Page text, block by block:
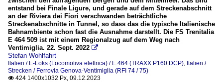
entstand bei Finale Ligure, und gerade auf dem Streckenabschnitt
an der Riviera dei Fiori verschwanden beträchtliche
Streckenabschnitte in Tunnel, so dass das die typische Italienische
Bahnambiente schon fast die Ausnahme darstellt. Die FS Trenitalia
E 464 509 ist mit einem Regionalzug auf dem Weg nach
Ventimiglia. 22. Sept. 2022 
Stefan Wohlfahrt
Italien / E-Loks (Locomotiva elettrica) / E.464 (TRAXX P160 DCP) Italien /
Strecken / Ferrovia Genova-Ventimiglia (RFI 74 / 75)
 424 1400x1032 Px, 09.12.2023